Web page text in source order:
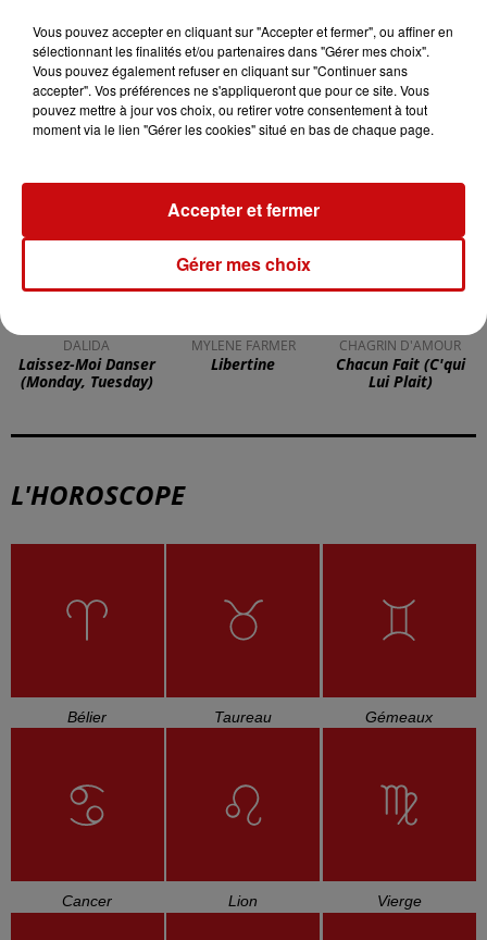
TITRES DIFFUSÉS
DALIDA
Laissez-Moi Danser
(monday, Tuesday)
6h08
6h08
MYLENE FARMER
Libertine
CHAGRIN D'AMOUR
Chacun Fait (c'qui
Lui Plait)
L'HOROSCOPE
Bélier Taureau Gémeaux
Cancer Lion Vierge
Vous pouvez accepter en cliquant sur "Accepter et fermer", ou affiner en
sélectionnant les finalités et/ou partenaires dans "Gérer mes choix".
Vous pouvez également refuser en cliquant sur "Continuer sans
accepter". Vos préférences ne s'appliqueront que pour ce site. Vous
pouvez mettre à jour vos choix, ou retirer votre consentement à tout
moment via le lien "Gérer les cookies" situé en bas de chaque page.
Gérer mes choix
Accepter et fermer